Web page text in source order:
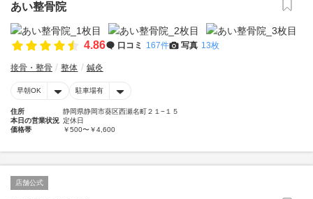
あい整骨院
4.86 口コミ 167件 写真 13枚
接骨・整骨 整体 鍼灸
早朝OK 駐車場有
住所
静岡県静岡市葵区西瀬名町２１−１５
本日の営業状況 定休日
価格帯
￥500〜￥4,600
店舗公式